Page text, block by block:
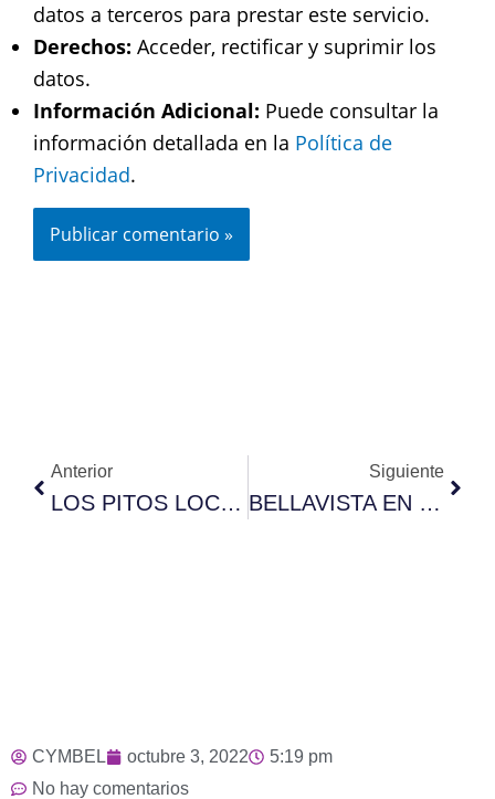
datos a terceros para prestar este servicio.
Derechos: Acceder, rectificar y suprimir los
datos.
Información Adicional: Puede consultar la
información detallada en la Política de
Privacidad.
Anterior
LOS PITOS LOCOS CELEBRAN SU 30 ANIVERSARIO
Siguiente
BELLAVISTA EN EL FESTIVAL DE LAS NACIONES 2022
CYMBEL octubre 3, 2022
5:19 pm
No hay comentarios